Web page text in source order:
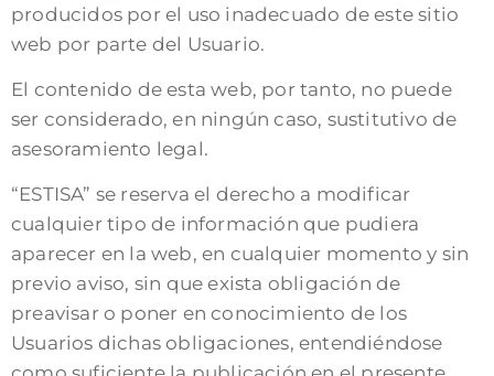
producidos por el uso inadecuado de este sitio
web por parte del Usuario.
El contenido de esta web, por tanto, no puede
ser considerado, en ningún caso, sustitutivo de
asesoramiento legal.
“ESTISA” se reserva el derecho a modificar
cualquier tipo de información que pudiera
aparecer en la web, en cualquier momento y sin
previo aviso, sin que exista obligación de
preavisar o poner en conocimiento de los
Usuarios dichas obligaciones, entendiéndose